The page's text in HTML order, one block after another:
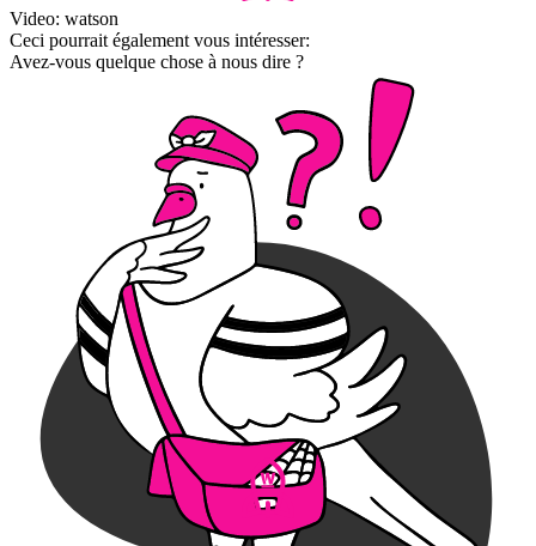
Video: watson
Ceci pourrait également vous intéresser:
Avez-vous quelque chose à nous dire ?